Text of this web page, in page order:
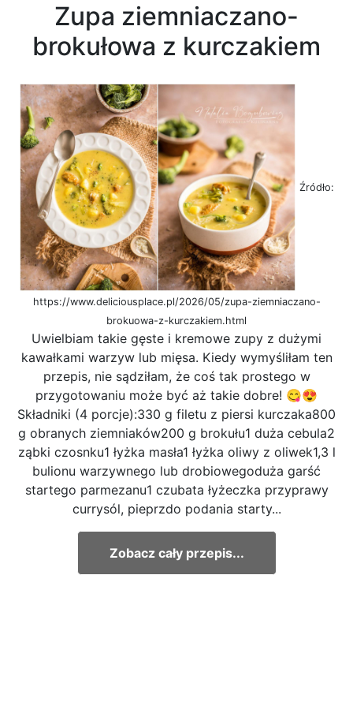
Zupa ziemniaczano-
brokułowa z kurczakiem
Źródło:
https://www.deliciousplace.pl/2026/05/zupa-ziemniaczano-
brokuowa-z-kurczakiem.html
Uwielbiam takie gęste i kremowe zupy z dużymi
kawałkami warzyw lub mięsa. Kiedy wymyśliłam ten
przepis, nie sądziłam, że coś tak prostego w
przygotowaniu może być aż takie dobre! 😋😍
Składniki (4 porcje):330 g filetu z piersi kurczaka800
g obranych ziemniaków200 g brokułu1 duża cebula2
ząbki czosnku1 łyżka masła1 łyżka oliwy z oliwek1,3 l
bulionu warzywnego lub drobiowegoduża garść
startego parmezanu1 czubata łyżeczka przyprawy
currysól, pieprzdo podania starty...
Zobacz cały przepis...